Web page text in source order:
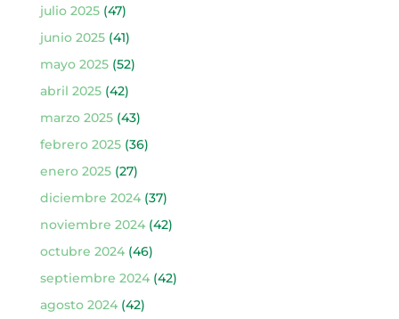
julio 2025(47)
junio 2025(41)
mayo 2025(52)
abril 2025(42)
marzo 2025(43)
febrero 2025(36)
enero 2025(27)
diciembre 2024(37)
noviembre 2024(42)
octubre 2024(46)
septiembre 2024(42)
agosto 2024(42)